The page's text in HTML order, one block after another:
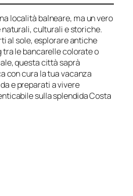
località balneare, ma un vero
culturali e storiche.
al sole, esplorare antiche
tra le bancarelle colorate o
questa città saprà
con cura la tua vacanza
e preparati a vivere
sulla splendidaCosta